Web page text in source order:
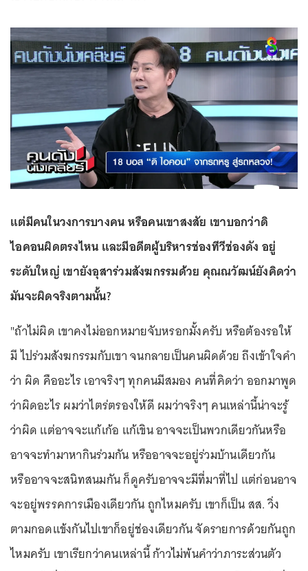
แต่มีคนในวงการบางคน หรือคนเขาสงสัย เขาบอกว่าดิ
ไอคอนผิดตรงไหน และมีอดีตผู้บริหารช่องทีวีช่องดัง อยู่
ระดับใหญ่ เขายังอุสาร่วมสังฆกรรมด้วย คุณณวัฒน์ยังคิดว่า
มันจะผิดจริงตามนั้น?
"ถ้าไม่ผิด เขาคงไม่ออกหมายจับหรอกมั้งครับ หรือต้องรอให้
มี ไปร่วมสังฆกรรมกับเขา จนกลายเป็นคนผิดด้วย ถึงเข้าใจคำ
ว่า ผิด คืออะไร เอาจริงๆ ทุกคนมีสมอง คนที่คิดว่า ออกมาพูด
ว่าผิดอะไร ผมว่าไตร่ตรองให้ดี ผมว่าจริงๆ คนเหล่านี้น่าจะรู้
ว่าผิด แต่อาจจะแก้เก้อ แก้เขิน อาจจะเป็นพวกเดียวกันหรือ
อาจจะทำมาหากินร่วมกัน หรืออาจจะอยู่ร่วมบ้านเดียวกัน
หรืออาจจะสนิทสนมกัน ก็ดูครับอาจจะมีที่มาที่ไป แต่ก่อนอาจ
จะอยู่พรรคการเมืองเดียวกัน ถูกไหมครับ เขาก็เป็น สส. วิ่ง
ตามกอดแข้งกันไปเขาก็อยู่ช่องเดียวกัน จัดรายการด้วยกันถูก
ไหมครับ เขาเรียกว่าคนเหล่านี้ ก้าวไม่พ้นคำว่าภาระส่วนตัว